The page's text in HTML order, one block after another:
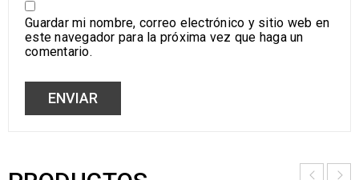
Guardar mi nombre, correo electrónico y sitio web en
este navegador para la próxima vez que haga un
comentario.